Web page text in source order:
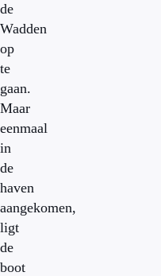
de
Wadden
op
te
gaan.
Maar
eenmaal
in
de
haven
aangekomen,
ligt
de
boot